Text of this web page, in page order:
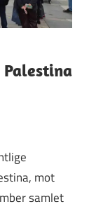
Palestina
mot
samlet